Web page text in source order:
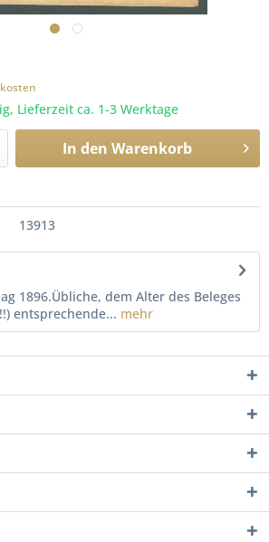
Lieferzeit ca. 1-3 Werktage
In den Warenkorb
13913
1896.Übliche, dem Alter des Beleges
entsprechende... mehr